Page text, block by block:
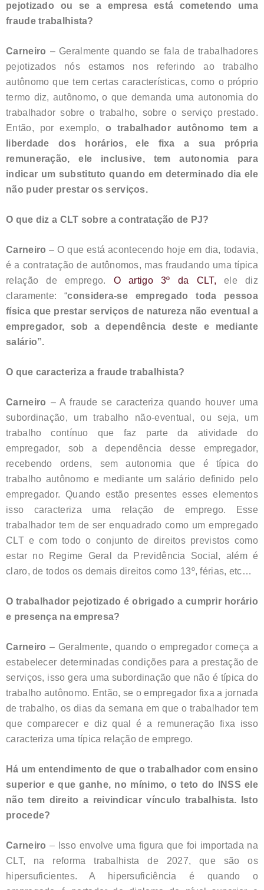
pejotizado ou se a empresa está cometendo uma
fraude trabalhista?
Carneiro – Geralmente quando se fala de trabalhadores
pejotizados nós estamos nos referindo ao trabalho
autônomo que tem certas características, como o próprio
termo diz, autônomo, o que demanda uma autonomia do
trabalhador sobre o trabalho, sobre o serviço prestado.
Então, por exemplo, o trabalhador autônomo tem a
liberdade dos horários, ele fixa a sua própria
remuneração, ele inclusive, tem autonomia para
indicar um substituto quando em determinado dia ele
não puder prestar os serviços.
O que diz a CLT sobre a contratação de PJ?
Carneiro– O que está acontecendo hoje em dia, todavia,
é a contratação de autônomos, mas fraudando uma típica
relação de emprego. O artigo 3º da CLT, ele diz
claramente: “considera-se empregado toda pessoa
física que prestar serviços de natureza não eventual a
empregador, sob a dependência deste e mediante
salário”.
O que caracteriza a fraude trabalhista?
Carneiro – A fraude se caracteriza quando houver uma
subordinação, um trabalho não-eventual, ou seja, um
trabalho contínuo que faz parte da atividade do
empregador, sob a dependência desse empregador,
recebendo ordens, sem autonomia que é típica do
trabalho autônomo e mediante um salário definido pelo
empregador. Quando estão presentes esses elementos
isso caracteriza uma relação de emprego. Esse
trabalhador tem de ser enquadrado como um empregado
CLT e com todo o conjunto de direitos previstos como
estar no Regime Geral da Previdência Social, além é
claro, de todos os demais direitos como 13º, férias, etc…
O trabalhador pejotizado é obrigado a cumprir horário
e presença na empresa?
Carneiro – Geralmente, quando o empregador começa a
estabelecer determinadas condições para a prestação de
serviços, isso gera uma subordinação que não é típica do
trabalho autônomo. Então, se o empregador fixa a jornada
de trabalho, os dias da semana em que o trabalhador tem
que comparecer e diz qual é a remuneração fixa isso
caracteriza uma típica relação de emprego.
Há um entendimento de que o trabalhador com ensino
superior e que ganhe, no mínimo, o teto do INSS ele
não tem direito a reivindicar vínculo trabalhista. Isto
procede?
Carneiro – Isso envolve uma figura que foi importada na
CLT, na reforma trabalhista de 2027, que são os
hipersuficientes. A hipersuficiência é quando o